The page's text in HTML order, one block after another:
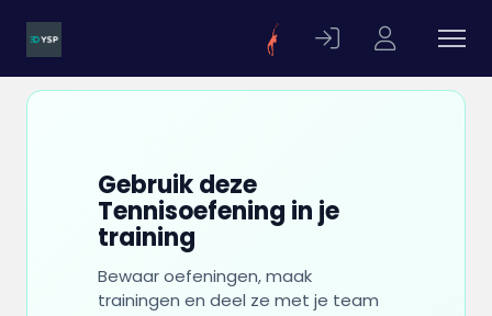
Gebruik deze
Tennisoefening in je
training
Bewaar oefeningen, maak
trainingen en deel ze met je team